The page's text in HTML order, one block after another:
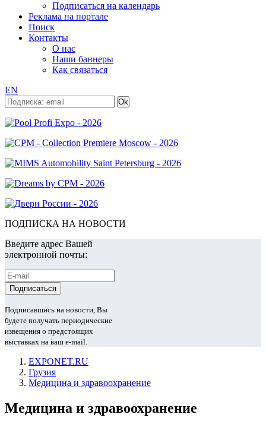
Подписаться на календарь
Реклама на портале
Поиск
Контакты
О нас
Наши баннеры
Как связаться
EN
ПОДПИСКА НА НОВОСТИ
Введите адрес Вашей
электронной почты:
Подписавшись на новости, Вы
будете получать периодические
извещения о предстоящих
выставках на ваш e-mail.
EXPONET.RU
Грузия
Медицина и здравоохранение
Медицина и здравоохранение